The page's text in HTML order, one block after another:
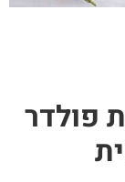
פולדר